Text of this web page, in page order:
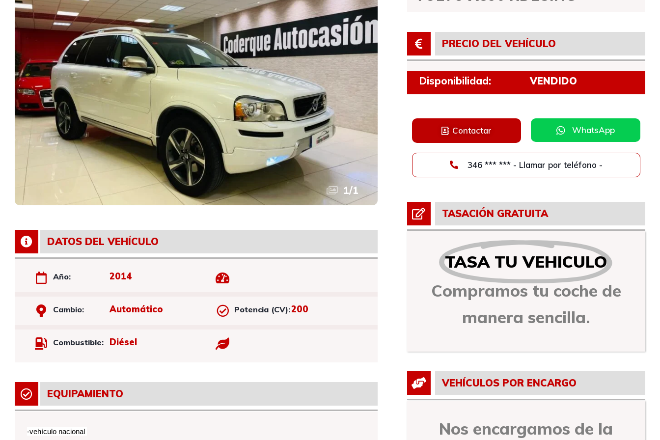
1/1
DATOS DEL VEHÍCULO
Año: 2014
Cambio: Automático Potencia (CV):200
Combustible: Diésel
EQUIPAMIENTO
-vehículo nacional
PRECIO DEL VEHÍCULO
Disponibilidad: VENDIDO
Contactar WhatsApp
346 *** *** - Llamar por teléfono -
TASACIÓN GRATUITA
TASA TU VEHICULO
Compramos tu coche de
manera sencilla.
VEHÍCULOS POR ENCARGO
Nos encargamos de la